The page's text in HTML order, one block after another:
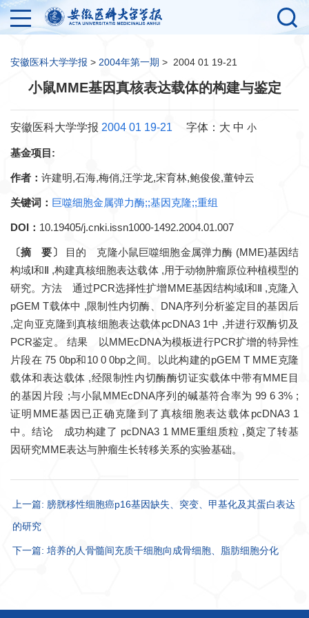
安徽医科大学学报 > 2004年第一期 > 2004 01 19-21
小鼠MME基因真核表达载体的构建与鉴定
安徽医科大学学报 2004 01 19-21 字体： 大 中 小
基金项目:
作者： 许建明,石海,梅俏,汪学龙,宋育林,鲍俊俊,董钟云
关键词： 巨噬细胞金属弹力酶;;基因克隆;;重组
DOI： 10.19405/j.cnki.issn1000-1492.2004.01.007
〔摘 要〕
目的 克隆小鼠巨噬细胞金属弹力酶 (MME)基因结
构域Ⅰ和Ⅱ ,构建真核细胞表达载体 ,用于动物肿瘤原位种植模型的
研究。方法 通过PCR选择性扩增MME基因结构域Ⅰ和Ⅱ ,克隆入
pGEM T载体中 ,限制性内切酶、DNA序列分析鉴定目的基因后
,定向亚克隆到真核细胞表达载体pcDNA3 1中 ,并进行双酶切及
PCR鉴定。 结果 以MMEcDNA为模板进行PCR扩增的特异性
片段在 75 0bp和10 0 0bp之间。以此构建的pGEM T MME克隆
载体和表达载体 ,经限制性内切酶酶切证实载体中带有MME目
的基因片段 ;与小鼠MMEcDNA序列的碱基符合率为 99 6 3% ;
证明MME基因已正确克隆到了真核细胞表达载体pcDNA3 1
中。结论 成功构建了 pcDNA3 1 MME重组质粒 ,奠定了转基
因研究MME表达与肿瘤生长转移关系的实验基础。
上一篇: 膀胱移性细胞癌p16基因缺失、突变、甲基化及其蛋白表达
的研究
下一篇: 培养的人骨髓间充质干细胞向成骨细胞、脂肪细胞分化